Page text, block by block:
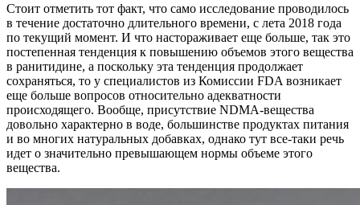
Стоит отметить тот факт, что само исследование проводилось
в течение достаточно длительного времени, с лета 2018 года
по текущий момент. И что настораживает еще больше, так это
постепенная тенденция к повышению объемов этого вещества
в ранитидине, а поскольку эта тенденция продолжает
сохраняться, то у специалистов из Комиссии FDA возникает
еще больше вопросов относительно адекватности
происходящего. Вообще, присутствие NDMA-вещества
довольно характерно в воде, большинстве продуктах питания
и во многих натуральных добавках, однако тут все-таки речь
идет о значительно превышающем нормы объеме этого
вещества.